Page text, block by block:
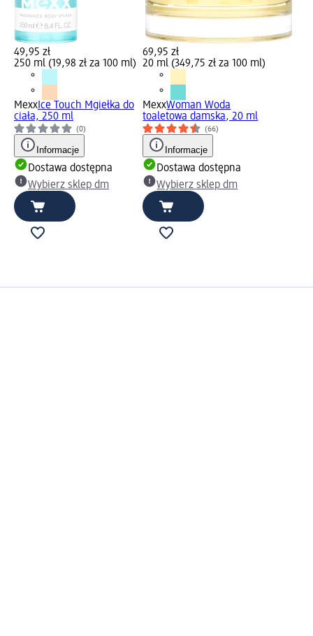
49,95 zł
250 ml (19,98 zł za 100 ml)
Mexx Ice Touch Mgiełka do
ciała, 250 ml
(0)
Informacje
Dostawa dostępna
Wybierz sklep dm
69,95 zł
20 ml (349,75 zł za 100 ml)
MexxWoman Woda
toaletowa damska, 20 ml
(66)
Informacje
Dostawa dostępna
Wybierz sklep dm